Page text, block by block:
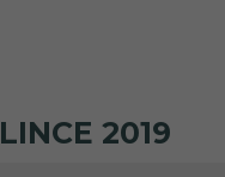
LINCE 2019